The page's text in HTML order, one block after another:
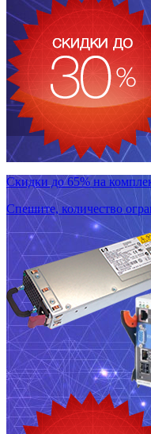
Скидки до 65% на
Спешите, количество